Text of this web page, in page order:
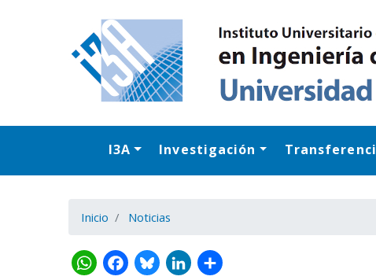
I3A Investigación
Inicio Noticias